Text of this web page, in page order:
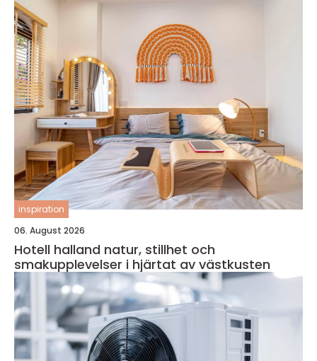
inspiration
06. August 2026
Hotell halland natur, stillhet och
smakupplevelser i hjärtat av västkusten